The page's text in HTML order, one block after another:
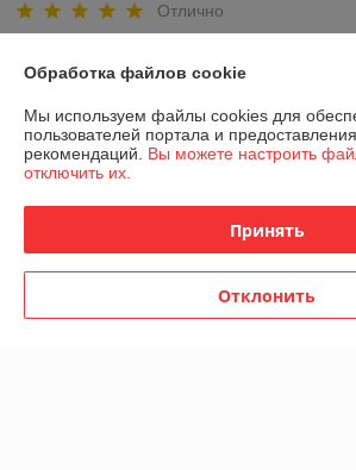
Отлично
О нас
Обработка файлов cookie
Мы используем файлы cookies для
пользователей портала и
рекомендаций. Вы можете настроить
отключить их.
Принять
Отклонить